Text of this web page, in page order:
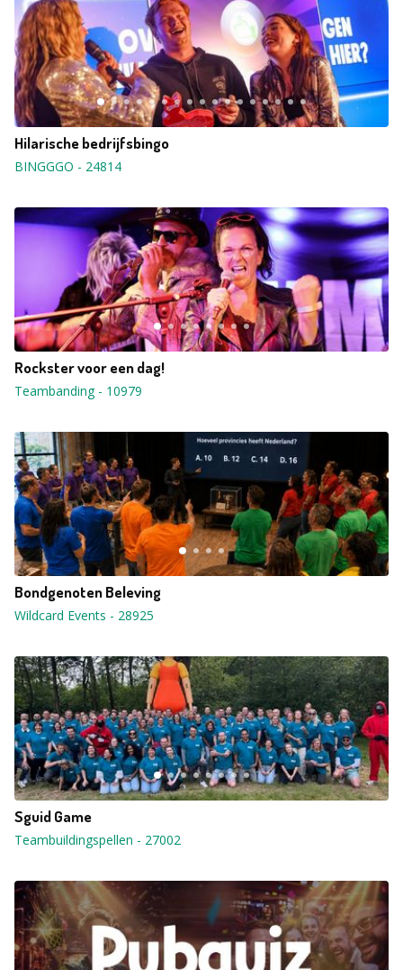
Hilarische bedrijfsbingo
BINGGGO - 24814
Rockster voor een dag!
Teambanding- 10979
Bondgenoten Beleving
Wildcard Events - 28925
Sguid Game
Teambuildingspellen - 27002